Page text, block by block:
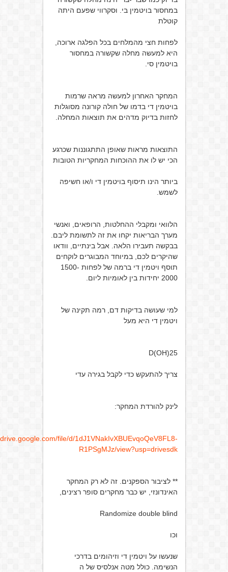
במחסור בויטמין בי. וסקרווי שפעם היתה
לפחות חצי מהמלחים בכל הפלגה ארוכה,
היא למעשה מחלה שקשורה במחסור
בויטמין סי.
המחקר האחרון למעשה מראה שרמות
בויטמין די בדמו של חולה קורונה מסוגלות
לחזות בדיוק מדהים את תוצאות המחלה.
התוצאות מראות שאופן התתגוננות שכרגע
הכי יש לו את ההוכחות המחקריות הטובות
ביותר הינו תיסוף בויטמין די ו/או חשיפה
הלוואי ומקבלי ההחלטות, הרופאים, ואנשי
מערך הבריאות יקחו את זה לתשומת ליבם.
בבקשה תעבירו הלאה. אבל בינתיים, וודאו
שהיקרים לכם, במיוחד המבוגרים לוקחים
תוסף ויטמין די ברמה של לפחות 1500-
למי שעושה בדיקות דם, רמה תקינה של
ויטמין די היא מעל
צריך להתעקש כדי לקבל בגירה עדי
לינק להורדת המחקר:
https://drive.google.com/file/d/1dJ1VNakIvXBUEvqoQeV8FL8-
R1PSgMJz/view?usp=drivesdk
** לציבור הספקנים. זה לא רק המחקר
האינדונזי, יש כבר מחקרים סופר רצינים,
Randomize double blind
שנעשו על ויטמין די וזיהומים בדרכי
הנשימה. כולל מטה אנלסיס של ה